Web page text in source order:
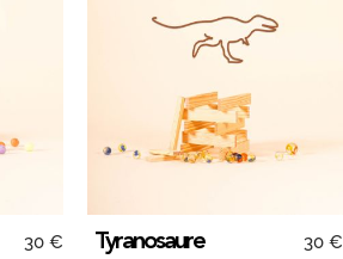
30 € Tyranosaure 30 €